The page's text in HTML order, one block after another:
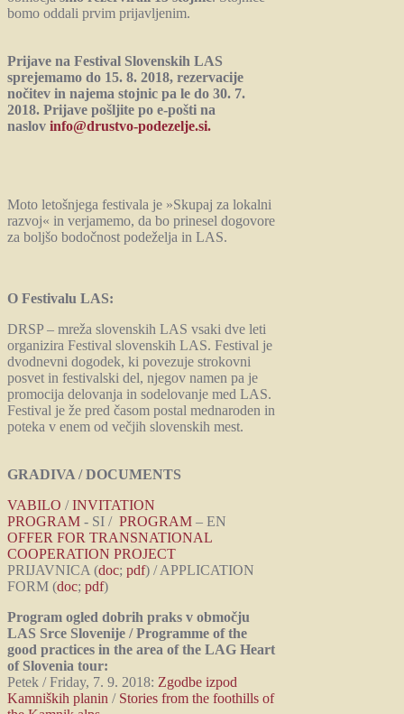
bomo oddali prvim prijavljenim.
Prijave na Festival Slovenskih LAS
sprejemamo do 15. 8. 2018, rezervacije
nočitev in najema stojnic pa le do 30. 7.
2018. Prijave pošljite po e-pošti na
naslov info@drustvo-podezelje.si.
Moto letošnjega festivala je »Skupaj za lokalni
razvoj« in verjamemo, da bo prinesel dogovore
za boljšo bodočnost podeželja in LAS.
O Festivalu LAS:
DRSP – mreža slovenskih LAS vsaki dve leti
organizira Festival slovenskih LAS. Festival je
dvodnevni dogodek, ki povezuje strokovni
posvet in festivalski del, njegov namen pa je
promocija delovanja in sodelovanje med LAS.
Festival je že pred časom postal mednaroden in
poteka v enem od večjih slovenskih mest.
GRADIVA / DOCUMENTS
VABILO /INVITATION
PROGRAM - SI / PROGRAM – EN
OFFER FOR TRANSNATIONAL
COOPERATION PROJECT
PRIJAVNICA (doc; pdf) / APPLICATION
FORM (doc; pdf)
Program ogled dobrih praks v območju
LAS Srce Slovenije / Programme of the
good practices in the area of the LAG Heart
of Slovenia tour:
Petek / Friday, 7. 9. 2018: Zgodbe izpod
Kamniških planin / Stories from the foothills of